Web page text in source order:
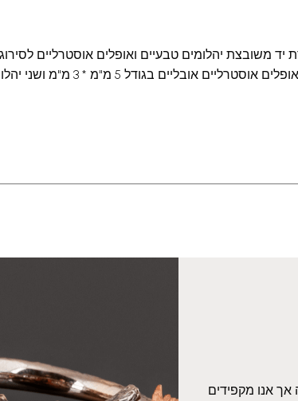
יד משובצת יהלומים טבעיים ואופלים אוסטרליים
זהב צהוב ומשובצת בשלושה אופלים אוסטרליים
אך אנו מקפידים